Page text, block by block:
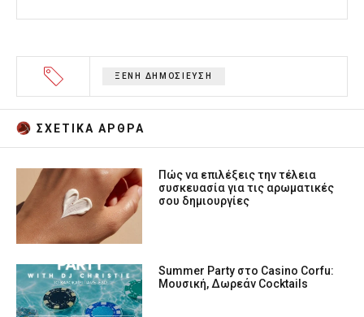
ΞΕΝΗ ΔΗΜΟΣΙΕΥΣΗ
ΣΧΕΤΙΚA AΡΘΡΑ
Πώς να επιλέξεις την τέλεια
συσκευασία για τις αρωματικές
σου δημιουργίες
Summer Party στο Casino Corfu:
Μουσική, Δωρεάν Cocktails